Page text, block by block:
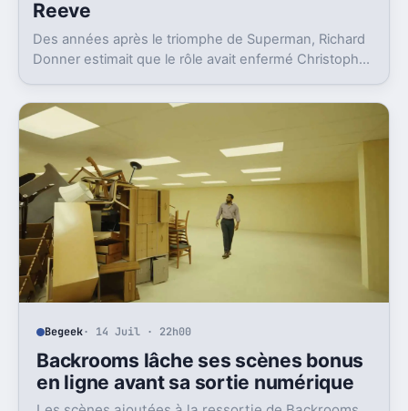
Reeve
Des années après le triomphe de Superman, Richard
Donner estimait que le rôle avait enfermé Christopher
sortir.
Begeek· 14 Juil · 22h00
Backrooms lâche ses scènes bonus
en ligne avant sa sortie numérique